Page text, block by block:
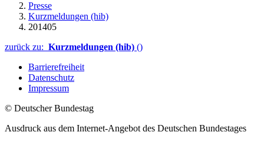
Presse
Kurzmeldungen (hib)
201405
zurück zu: Kurzmeldungen (hib) ()
Barrierefreiheit
Datenschutz
Impressum
© Deutscher Bundestag
Ausdruck aus dem Internet-Angebot des Deutschen Bundestages